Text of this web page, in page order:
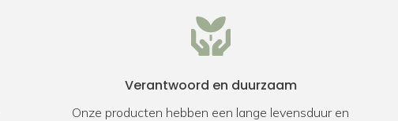
Verantwoord en duurzaam
Onze producten hebben een lange levensduur en